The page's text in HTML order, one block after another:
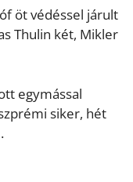
öt védéssel járult
Thulin két, Mikler
egymással
siker, hét